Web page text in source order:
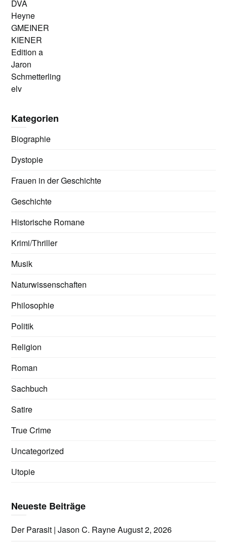
DVA
Heyne
GMEINER
KIENER
Edition a
Jaron
Schmetterling
elv
Kategorien
Biographie
Dystopie
Frauen in der Geschichte
Geschichte
Historische Romane
Krimi/Thriller
Musik
Naturwissenschaften
Philosophie
Politik
Religion
Roman
Sachbuch
Satire
True Crime
Uncategorized
Utopie
Neueste Beiträge
Der Parasit | Jason C. RayneAugust 2, 2026